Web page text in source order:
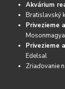
Akvárium
Bratislavský
Privezieme
Privezieme
Edelsal
Zriaďovanie